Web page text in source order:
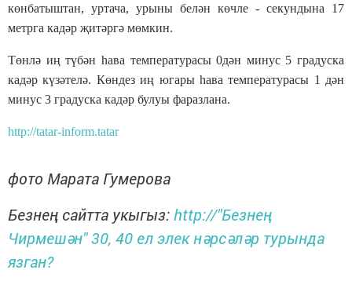
көнбатыштан, уртача, урыны белән көчле - секундына 17
метрга кадәр җитәргә мөмкин.
Төнлә иң түбән һава температурасы 0дән минус 5 градуска
кадәр күзәтелә. Көндез иң югары һава температурасы 1 дән
минус 3 градуска кадәр булуы фаразлана.
http://tatar-inform.tatar
фото Марата Гумерова
Безнең сайтта укыгыз:http://"Безнең
Чирмешән" 30, 40 ел элек нәрсәләр турында
язган?